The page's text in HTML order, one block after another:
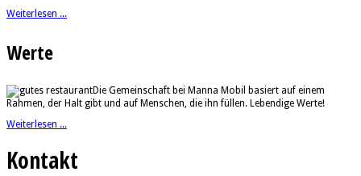
Weiterlesen ...
Werte
Die Gemeinschaft bei Manna Mobil basiert auf einem
Rahmen, der Halt gibt und auf Menschen, die ihn füllen. Lebendige Werte!
Weiterlesen ...
Kontakt